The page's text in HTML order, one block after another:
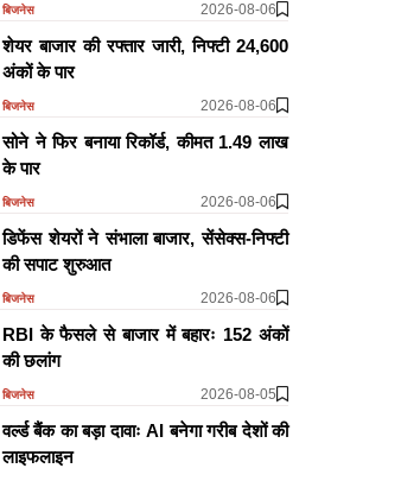
बिजनेस 2026-08-06
शेयर बाजार की रफ्तार जारी, निफ्टी 24,600
अंकों के पार
बिजनेस 2026-08-06
सोने ने फिर बनाया रिकॉर्ड, कीमत 1.49 लाख
के पार
बिजनेस 2026-08-06
डिफेंस शेयरों ने संभाला बाजार, सेंसेक्स-निफ्टी
की सपाट शुरुआत
बिजनेस 2026-08-06
RBI के फैसले से बाजार में बहारः 152 अंकों
की छलांग
बिजनेस 2026-08-05
वर्ल्ड बैंक का बड़ा दावाः AI बनेगा गरीब देशों की
लाइफलाइन